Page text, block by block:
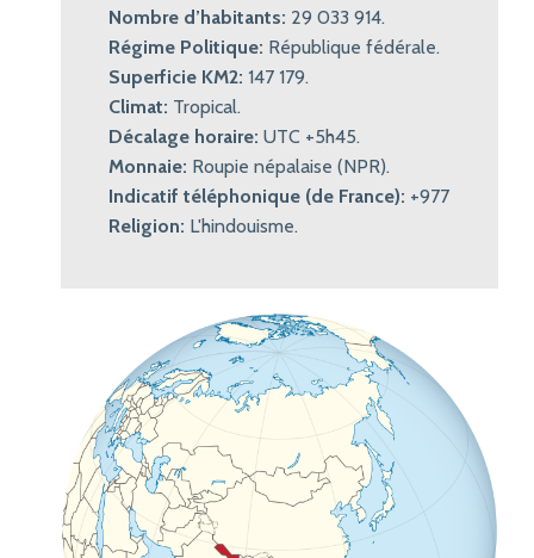
Nombre d’habitants: 29 033 914.
Régime Politique: République fédérale.
Superficie KM2: 147 179.
Climat: Tropical.
Décalage horaire: UTC +5h45.
Monnaie: Roupie népalaise (NPR).
Indicatif téléphonique (de France): +977
Religion: L'hindouisme.